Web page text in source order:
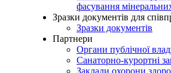
фасування
Зразки документів для
Зразки документів
Партнери
Органи публічної
Санаторно-курортні
Заклади охорони